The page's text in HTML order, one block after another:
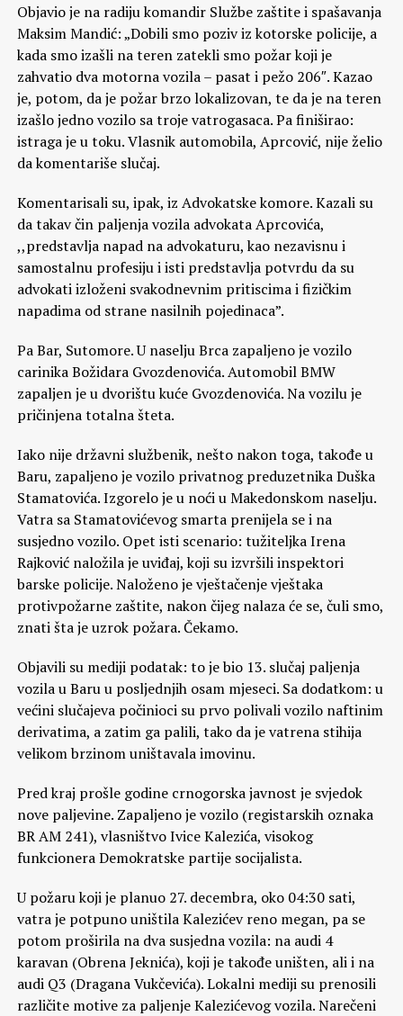
Objavio je na radiju komandir Službe zaštite i spašavanja
Maksim Mandić: „Dobili smo poziv iz kotorske policije, a
kada smo izašli na teren zatekli smo požar koji je
zahvatio dva motorna vozila – pasat i pežo 206″. Kazao
je, potom, da je požar brzo lokalizovan, te da je na teren
izašlo jedno vozilo sa troje vatrogasaca. Pa finiširao:
istraga je u toku. Vlasnik automobila, Aprcović, nije želio
da komentariše slučaj.
Komentarisali su, ipak, iz Advokatske komore. Kazali su
da takav čin paljenja vozila advokata Aprcovića,
,,predstavlja napad na advokaturu, kao nezavisnu i
samostalnu profesiju i isti predstavlja potvrdu da su
advokati izloženi svakodnevnim pritiscima i fizičkim
napadima od strane nasilnih pojedinaca”.
Pa Bar, Sutomore. U naselju Brca zapaljeno je vozilo
carinika Božidara Gvozdenovića. Automobil BMW
zapaljen je u dvorištu kuće Gvozdenovića. Na vozilu je
pričinjena totalna šteta.
Iako nije državni službenik, nešto nakon toga, takođe u
Baru, zapaljeno je vozilo privatnog preduzetnika Duška
Stamatovića. Izgorelo je u noći u Makedonskom naselju.
Vatra sa Stamatovićevog smarta prenijela se i na
susjedno vozilo. Opet isti scenario: tužiteljka Irena
Rajković naložila je uviđaj, koji su izvršili inspektori
barske policije. Naloženo je vještačenje vještaka
protivpožarne zaštite, nakon čijeg nalaza će se, čuli smo,
znati šta je uzrok požara. Čekamo.
Objavili su mediji podatak: to je bio 13. slučaj paljenja
vozila u Baru u posljednjih osam mjeseci. Sa dodatkom: u
većini slučajeva počinioci su prvo polivali vozilo naftinim
derivatima, a zatim ga palili, tako da je vatrena stihija
velikom brzinom uništavala imovinu.
Pred kraj prošle godine crnogorska javnost je svjedok
nove paljevine. Zapaljeno je vozilo (registarskih oznaka
BR AM 241), vlasništvo Ivice Kalezića, visokog
funkcionera Demokratske partije socijalista.
U požaru koji je planuo 27. decembra, oko 04:30 sati,
vatra je potpuno uništila Kalezićev reno megan, pa se
potom proširila na dva susjedna vozila: na audi 4
karavan (Obrena Jeknića), koji je takođe uništen, ali i na
audi Q3 (Dragana Vukčevića). Lokalni mediji su prenosili
različite motive za paljenje Kalezićevog vozila. Narečeni